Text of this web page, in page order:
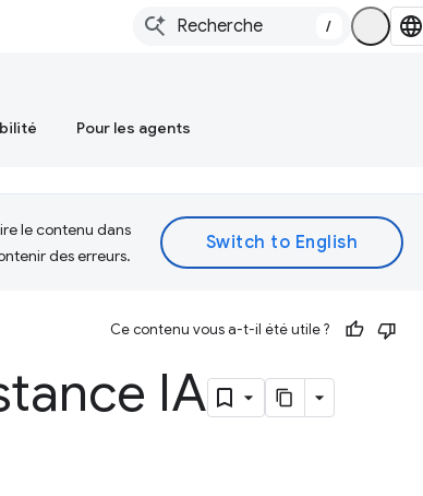
/
Pour les agents
le contenu dans
des erreurs.
Ce contenu vous a-t-il été utile ?
IA